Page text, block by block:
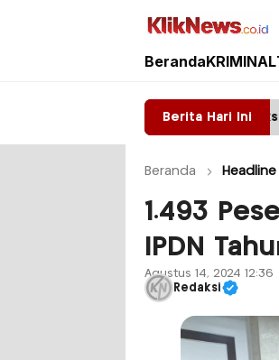
Kliknews.co.id
BerandaKRIMINAL
Berita Hari Ini
Warga Sumawe Dipaksa Jadi Petugas
Beranda Headline
1.493
IPDN
Agustus 14, 2024 12:36
Redaksi